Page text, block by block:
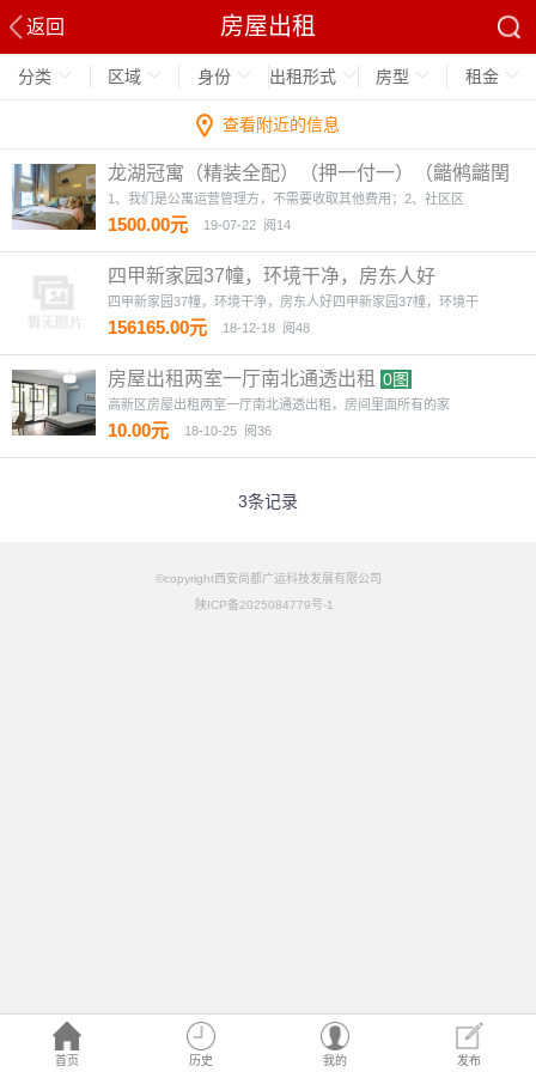
返回 房屋出租
首页 历史 我的 发布
分类 区域 身份 出租形式 房型 租金
查看附近的信息
龙湖冠寓（精装全配）（押一付一）（龤鸺龤閏
商圈对面）4图
1、我们是公寓运营管理方，不需要收取其他费用；2、社区区
1500.00元 19-07-22 阅14
四甲新家园37幢，环境干净，房东人好
四甲新家园37幢，环境干净，房东人好四甲新家园37幢，环境干
156165.00元 18-12-18 阅48
房屋出租两室一厅南北通透出租 0图
高新区房屋出租两室一厅南北通透出租，房间里面所有的家
10.00元 18-10-25 阅36
3条记录
©copyright西安尚都广运科技发展有限公司
陕ICP备2025084779号-1